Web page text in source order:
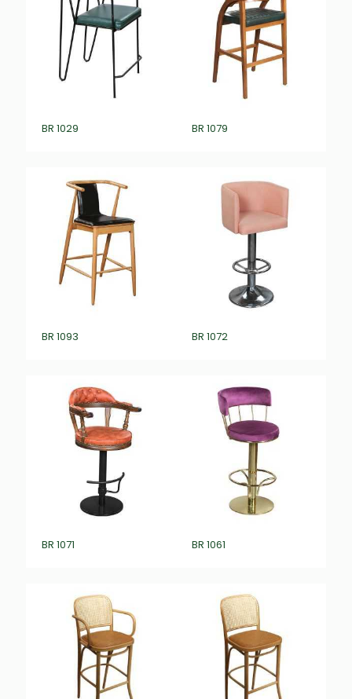
BR 1029 BR 1079
BR 1093 BR 1072
BR 1071 BR 1061